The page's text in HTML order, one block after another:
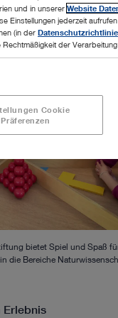
bietet Spiel und Spaß
die Bereiche
Erlebnis
und in unserer Website
Einstellungen jederzeit
(in der Datenschutzrichtlinie
Rechtmäßigkeit der
Cookie
Präferenzen